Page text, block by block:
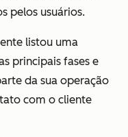
pelos usuários.
listou uma
principais fases e
da sua operação
com o cliente